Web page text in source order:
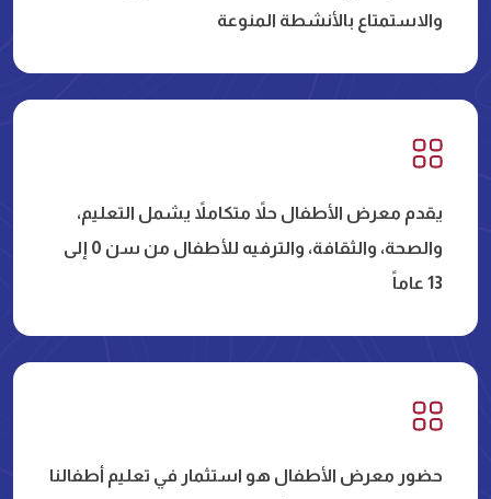
والاستمتاع بالأنشطة المنوعة
يقدم معرض الأطفال حلاً متكاملاً يشمل التعليم،
والصحة، والثقافة، والترفيه للأطفال من سن 0 إلى
13 عاماً
حضور معرض الأطفال هو استثمار في تعليم أطفالنا